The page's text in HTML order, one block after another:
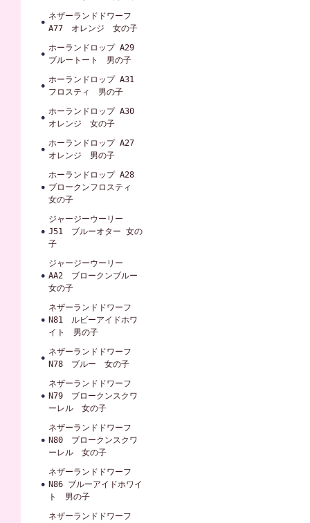
ネザーランドドワーフ
A77 オレンジ 女の子
ホーランドロップ A29
ブルートート 男の子
ホーランドロップ A31
フロスティ 男の子
ホーランドロップ A30
オレンジ 女の子
ホーランドロップ A27
オレンジ 男の子
ホーランドロップ A28
ブロークンフロスティ
女の子
ジャージーウーリー
J51 ブルーオター 女の
子
ジャージーウーリー
AA2 ブロークンブルー
女の子
ネザーランドドワーフ
N81 ルビーアイドホワ
イト 男の子
ネザーランドドワーフ
N78 ブルー 女の子
ネザーランドドワーフ
N79 ブロークンスクワ
ーレル 女の子
ネザーランドドワーフ
N80 ブロークンスクワ
ーレル 女の子
ネザーランドドワーフ
N86 ブルーアイドホワイ
ト 男の子
ネザーランドドワーフ